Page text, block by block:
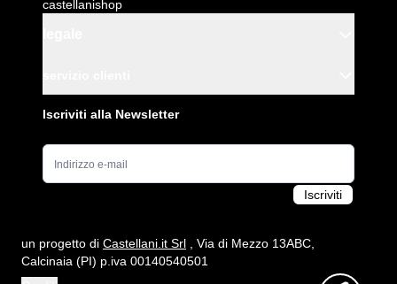
castellanishop
Iscriviti alla Newsletter
Indirizzo e-mail
Iscriviti
un progetto di Castellani.it Srl , Via di Mezzo 13ABC,
Calcinaia (PI) p.iva 00140540501